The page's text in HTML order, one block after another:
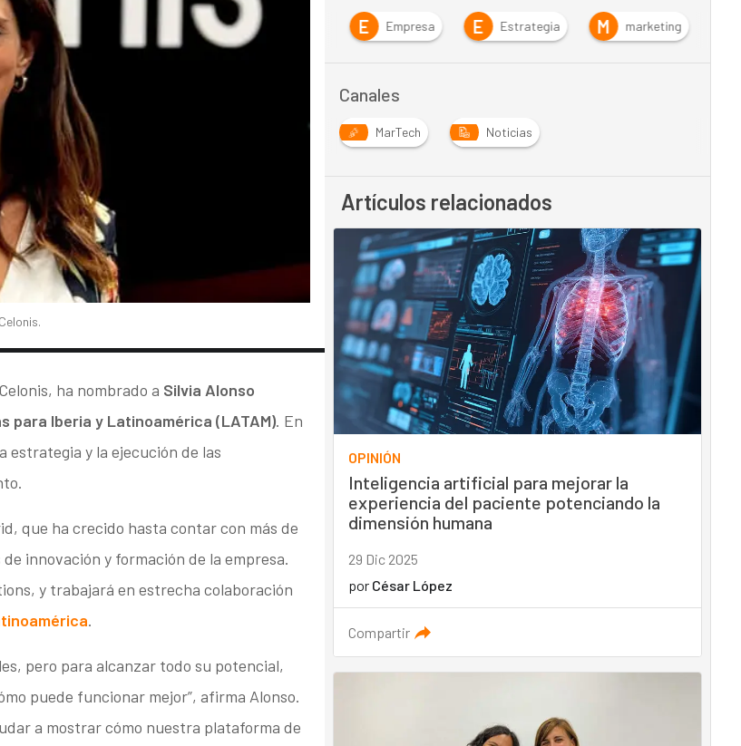
ha nombrado a Silvia Alonso
para Iberia y Latinoamérica (LATAM). En
estrategia y la ejecución de las
que ha crecido hasta contar con más de
innovación y formación de la empresa.
y trabajará en estrecha colaboración
.
pero para alcanzar todo su potencial,
puede funcionar mejor”, afirma Alonso.
a mostrar cómo nuestra plataforma de
D
E Empresa E Estrategia M marketing
Canales
MarTech Noticias
Artículos relacionados
OPINIÓN
Inteligencia artificial para mejorar la
experiencia del paciente potenciando la
dimensión humana
29 Dic 2025
por César López
Compartir